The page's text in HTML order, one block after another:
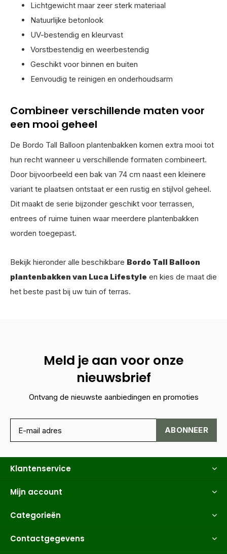
Lichtgewicht maar zeer sterk materiaal
Natuurlijke betonlook
UV-bestendig en kleurvast
Vorstbestendig en weerbestendig
Geschikt voor binnen en buiten
Eenvoudig te reinigen en onderhoudsarm
Combineer verschillende maten voor
een mooi geheel
De Bordo Tall Balloon plantenbakken komen extra mooi tot
hun recht wanneer u verschillende formaten combineert.
Door bijvoorbeeld een bak van 74 cm naast een kleinere
variant te plaatsen ontstaat er een rustig en stijlvol geheel.
Dit maakt de serie bijzonder geschikt voor terrassen,
entrees of ruime tuinen waar meerdere plantenbakken
worden toegepast.
Bekijk hieronder alle beschikbare Bordo Tall Balloon
plantenbakken van Luca Lifestyle en kies de maat die
het beste past bij uw tuin of terras.
Meld je aan voor onze
nieuwsbrief
Ontvang de nieuwste aanbiedingen en promoties
ABONNEER
Klantenservice
Mijn account
Categorieën
Contactgegevens